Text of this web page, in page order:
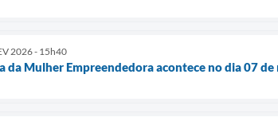
2026 - 15h40
da Mulher Empreendedora acontece no dia 07